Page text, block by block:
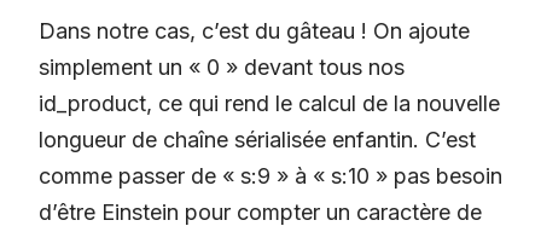
Dans notre cas, c’est du gâteau ! On ajoute
simplement un « 0 » devant tous nos
id_product, ce qui rend le calcul de la nouvelle
longueur de chaîne sérialisée enfantin. C’est
comme passer de « s:9 » à « s:10 » pas besoin
d’être Einstein pour compter un caractère de